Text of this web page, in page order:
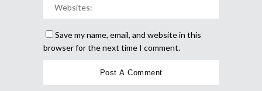
Save my name, email, and website in this
browser for the next time I comment.